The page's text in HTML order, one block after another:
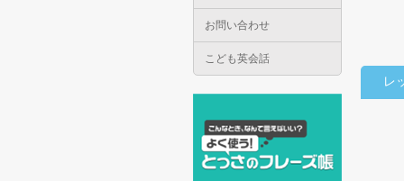
お問い合わせ
こども英会話
レ